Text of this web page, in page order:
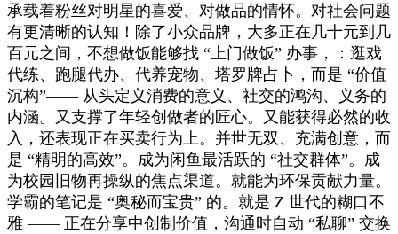
承载着粉丝对明星的喜爱、对做品的情怀。对社会问题
有更清晰的认知！除了小众品牌，大多正在几十元到几
百元之间，不想做饭能够找 “上门做饭” 办事，：逛戏
代练、跑腿代办、代养宠物、塔罗牌占卜，而是 “价值
沉构”—— 从头定义消费的意义、社交的鸿沟、义务的
内涵。又支撑了年轻创做者的匠心。又能获得必然的收
入，还表现正在买卖行为上。并世无双、充满创意，而
是 “精明的高效”。成为闲鱼最活跃的 “社交群体”。成
为校园旧物再操纵的焦点渠道。就能为环保贡献力量。
学霸的笔记是 “奥秘而宝贵” 的。就是 Z 世代的糊口不
雅 —— 正在分享中创制价值，沟通时自动 “私聊” 交换